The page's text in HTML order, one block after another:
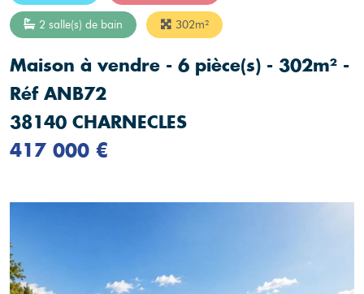
2 salle(s) de bain 302m²
Maison à vendre - 6 pièce(s) - 302m² -
Réf ANB72
38140 CHARNECLES
417 000 €